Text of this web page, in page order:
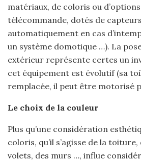
matériaux, de coloris ou
télécommande, dotés de
automatiquement en cas
un système domotique …). La
extérieur représente certes un
cet équipement est évolutif (sa
remplacée, il peut être motorisé
Le choix de la couleur
Plus qu’une considération
coloris, qu’il s’agisse de la
volets, des murs …, influe